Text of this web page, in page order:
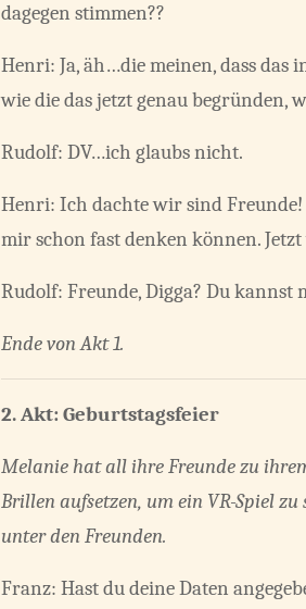
dagegen stimmen??
Henri: Ja, äh…die meinen, dass das
wie die das jetzt genau begründen,
Rudolf: DV…ich glaubs nicht.
Henri: Ich dachte wir sind
mir schon fast denken können.
Rudolf: Freunde, Digga? Du kannst
Ende von Akt 1.
2. Akt: Geburtstagsfeier
Melanie hat all ihre Freunde zu
Brillen aufsetzen, um ein VR-Spiel
unter den Freunden.
Franz: Hast du deine Daten